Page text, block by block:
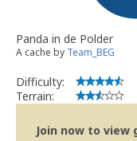
Panda in de Polder
A cache by Team_BEG
Difficulty:
Terrain:
Join now to